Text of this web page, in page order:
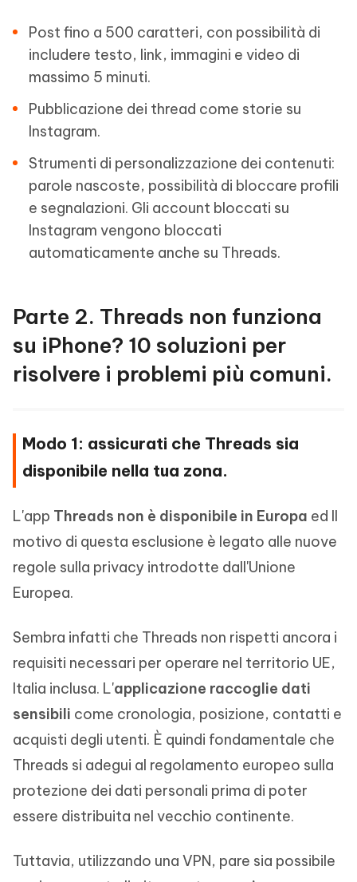
Post fino a 500 caratteri, con possibilità di
includere testo, link, immagini e video di
massimo 5 minuti.
Pubblicazione dei thread come storie su
Instagram.
Strumenti di personalizzazione dei contenuti:
parole nascoste, possibilità di bloccare profili
e segnalazioni. Gli account bloccati su
Instagram vengono bloccati
automaticamente anche su Threads.
Parte 2. Threads non funziona
su iPhone? 10 soluzioni per
risolvere i problemi più comuni.
Modo 1: assicurati che Threads sia
disponibile nella tua zona.
L'app Threads non è disponibile in Europa ed Il
motivo di questa esclusione è legato alle nuove
regole sulla privacy introdotte dall'Unione
Europea.
Sembra infatti che Threads non rispetti ancora i
requisiti necessari per operare nel territorio UE,
Italia inclusa. L'applicazione raccoglie dati
sensibili come cronologia, posizione, contatti e
acquisti degli utenti. È quindi fondamentale che
Threads si adegui al regolamento europeo sulla
protezione dei dati personali prima di poter
essere distribuita nel vecchio continente.
Tuttavia, utilizzando una VPN, pare sia possibile